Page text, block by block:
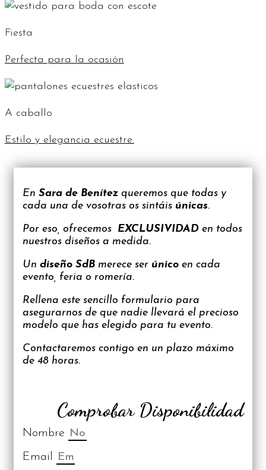
Fiesta
Perfecta para la ocasión
A caballo
Estilo y elegancia ecuestre.
En Sara de Benítez queremos que todas y
cada una de vosotras os sintáis únicas.
Por eso, ofrecemos EXCLUSIVIDAD en todos
nuestros diseños a medida.
Un diseño SdB merece ser único en cada
evento, feria o romería.
Rellena este sencillo formulario para
asegurarnos de que nadie llevará el precioso
modelo que has elegido para tu evento.
Contactaremos contigo en un plazo máximo
de 48 horas.
Comprobar Disponibilidad
Nombre
Email